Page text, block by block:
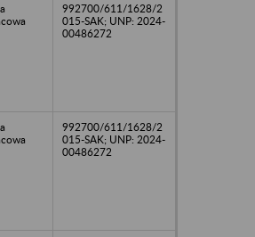
992700/611/1628/2
015-SAK; UNP: 2024-
00486272
992700/611/1628/2
015-SAK; UNP: 2024-
00486272